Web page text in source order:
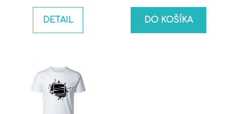
DETAIL DO KOŠÍKA